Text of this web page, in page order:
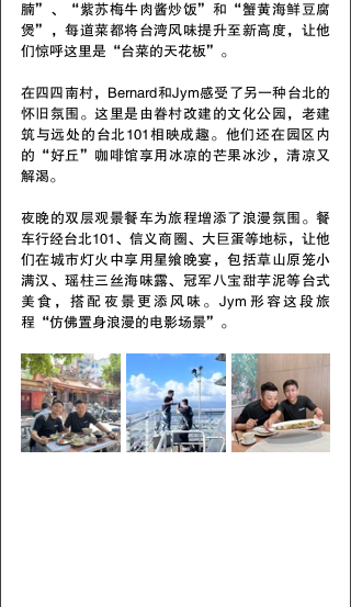
腩”、“紫苏梅牛肉酱炒饭”和“蟹黄海鲜豆腐
煲”，每道菜都将台湾风味提升至新高度，让他
们惊呼这里是“台菜的天花板”。
在四四南村，Bernard和Jym感受了另一种台北的
怀旧氛围。这里是由眷村改建的文化公园，老建
筑与远处的台北101相映成趣。他们还在园区内
的“好丘”咖啡馆享用冰凉的芒果冰沙，清凉又
解渴。
夜晚的双层观景餐车为旅程增添了浪漫氛围。餐
车行经台北101、信义商圈、大巨蛋等地标，让他
们在城市灯火中享用星飨晚宴，包括草山原笼小
满汉、瑶柱三丝海味露、冠军八宝甜芋泥等台式
美食，搭配夜景更添风味。Jym形容这段旅
程“仿佛置身浪漫的电影场景”。